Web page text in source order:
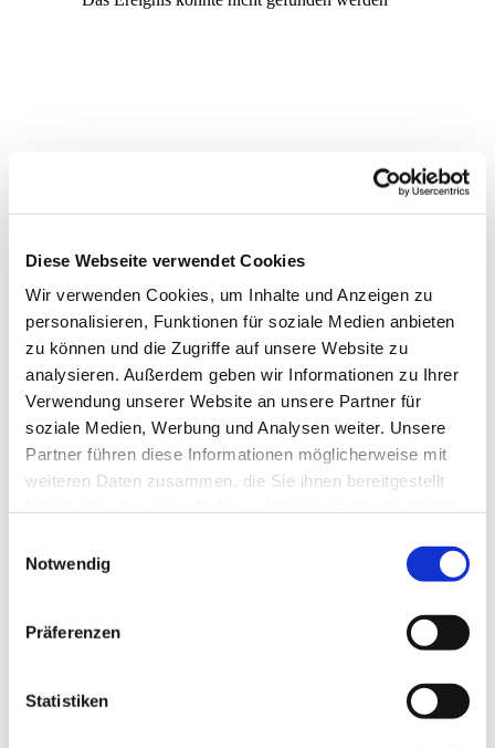
Diese Webseite verwendet Cookies
Wir verwenden Cookies, um Inhalte und Anzeigen zu
personalisieren, Funktionen für soziale Medien anbieten
zu können und die Zugriffe auf unsere Website zu
analysieren. Außerdem geben wir Informationen zu Ihrer
Verwendung unserer Website an unsere Partner für
soziale Medien, Werbung und Analysen weiter. Unsere
Partner führen diese Informationen möglicherweise mit
weiteren Daten zusammen, die Sie ihnen bereitgestellt
Notwendig
Präferenzen
Statistiken
Dies könnte Sie auch
interessieren